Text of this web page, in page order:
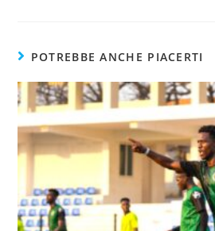
POTREBBE ANCHE PIACERTI